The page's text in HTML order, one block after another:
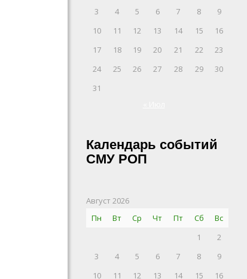
3
4 5 6 7 8
9
10
11 12 13 14 15
16
17
18 19 20 21 22
23
24
25 26 27 28 29
30
31
Календарь событий
СМУ РОП
Август 2026
Пн
Вт Ср Чт Пт Сб
Вс
1
2
3
4 5 6 7 8
9
10
11 12 13 14 15 16